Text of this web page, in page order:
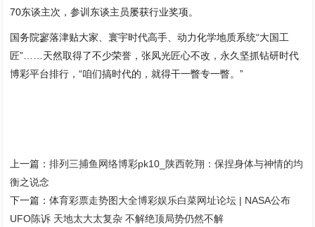
70东谈主次，参训东谈主员屡获行业奖项。
国务院寥落津贴大家、寰宇时代高手、动力化学地质系统“大国工
匠”……天然取得了不少荣誉，张凤光匠心不改，永久坚抓钻研时代
博彩平台排行，“咱们搞时代的，就得干一瞥专一瞥。”
上一篇：排列三捕鱼网络博彩pk10_陕西乾翔：保捏身体与神情的均
衡之说念
下一篇：体育彩票走势图大全博彩娱乐白菜网址论坛 | NASA公布
UFO陈诉 天地太大太复杂 不解绝顶局势仍然不解